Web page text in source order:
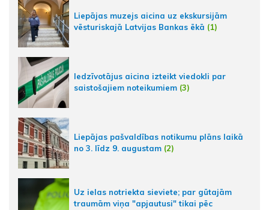
Liepājas muzejs aicina uz ekskursijām
vēsturiskajā Latvijas Bankas ēkā (1)
Iedzīvotājus aicina izteikt viedokli par
saistošajiem noteikumiem (3)
Liepājas pašvaldības notikumu plāns laikā
no 3. līdz 9. augustam (2)
Uz ielas notriekta sieviete; par gūtajām
traumām viņa "apjautusi" tikai pēc